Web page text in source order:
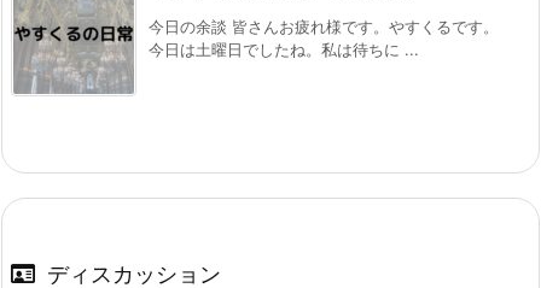
今日の余談 皆さんお疲れ様です。やすくるです。
今日は土曜日でしたね。私は待ちに ...
ディスカッション